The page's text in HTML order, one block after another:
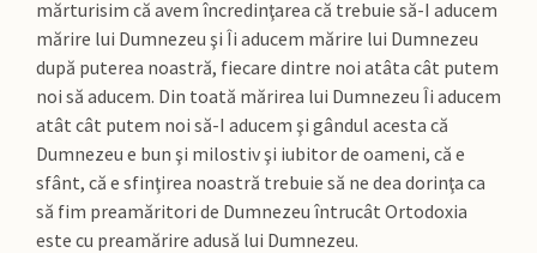
mărturisim că avem încredinţarea că trebuie să-I aducem
mărire lui Dumnezeu şi Îi aducem mărire lui Dumnezeu
după puterea noastră, fiecare dintre noi atâta cât putem
noi să aducem. Din toată mărirea lui Dumnezeu Îi aducem
atât cât putem noi să-I aducem şi gândul acesta că
Dumnezeu e bun şi milostiv şi iubitor de oameni, că e
sfânt, că e sfinţirea noastră trebuie să ne dea dorinţa ca
să fim preamăritori de Dumnezeu întrucât Ortodoxia
este cu preamărire adusă lui Dumnezeu.